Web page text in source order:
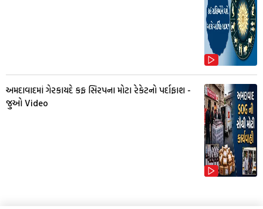
અમદાવાદમાં ગેરકાયદે કફ સિરપના મોટા રેકેટનો પર્દાફાશ -
જુઓ Video